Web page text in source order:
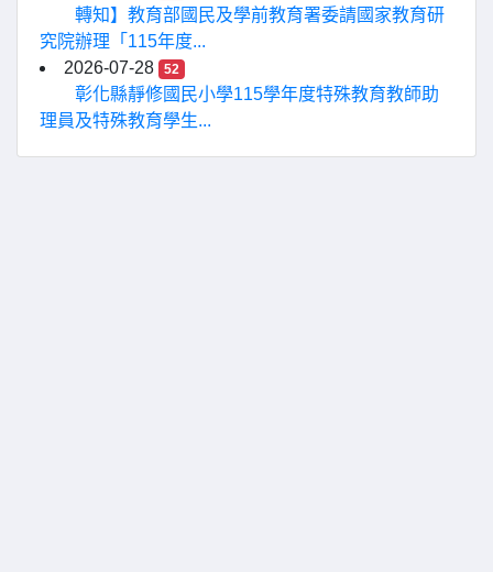
轉知】教育部國民及學前教育署委請國家教育研
究院辦理「115年度...
2026-07-28
52
彰化縣靜修國民小學115學年度特殊教育教師助
理員及特殊教育學生...